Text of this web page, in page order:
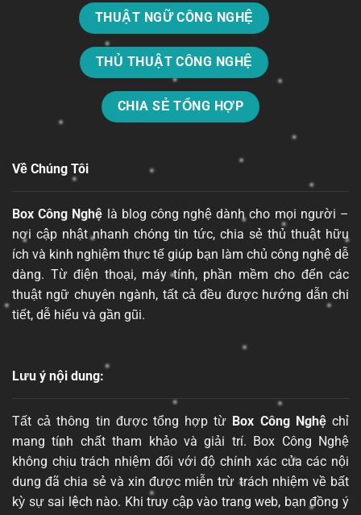
THUẬT NGỮ CÔNG NGHỆ
THỦ THUẬT CÔNG NGHỆ
CHIA SẺ TỔNG HỢP
Về Chúng Tôi
Box Công Nghệ là blog công nghệ dành cho mọi người –
nơi cập nhật nhanh chóng tin tức, chia sẻ thủ thuật hữu
ích và kinh nghiệm thực tế giúp bạn làm chủ công nghệ dễ
dàng. Từ điện thoại, máy tính, phần mềm cho đến các
thuật ngữ chuyên ngành, tất cả đều được hướng dẫn chi
tiết, dễ hiểu và gần gũi.
Lưu ý nội dung:
Tất cả thông tin được tổng hợp từ Box Công Nghệchỉ
mang tính chất tham khảo và giải trí. Box Công Nghệ
không chịu trách nhiệm đối với độ chính xác của các nội
dung đã chia sẻ và xin được miễn trừ trách nhiệm về bất
kỳ sự sai lệch nào. Khi truy cập vào trang web, bạn đồng ý